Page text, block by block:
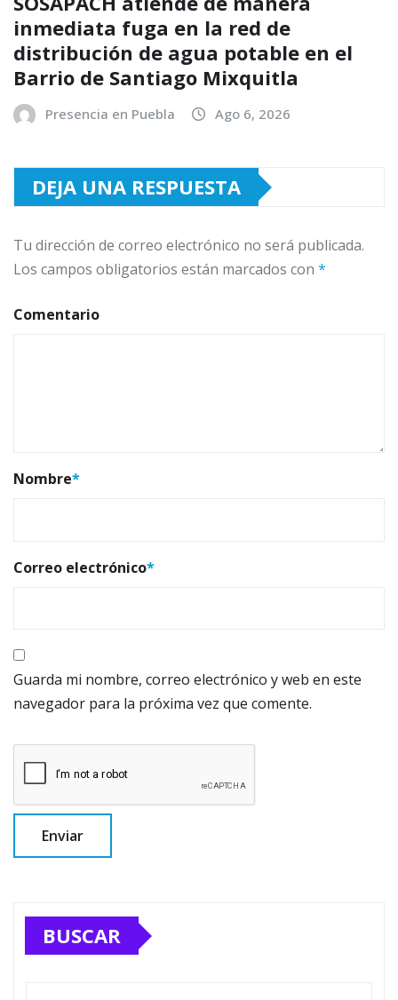
inmediata fuga en la red de
distribución de agua potable en el
Barrio de Santiago Mixquitla
Presencia en Puebla Ago 6, 2026
DEJA UNA RESPUESTA
Tu dirección de correo electrónico no será publicada.
Los campos obligatorios están marcados con *
Comentario
Nombre*
Correo electrónico*
Guarda mi nombre, correo electrónico y web en este
navegador para la próxima vez que comente.
BUSCAR